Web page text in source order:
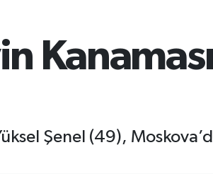
Kanaması
Şenel (49),